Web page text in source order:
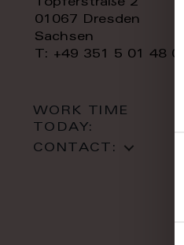
Töpferstraße 2
01067 Dresden
Sachsen
T: +49 351 5 01 48 06
WORK TIME
TODAY:
CONTACT: